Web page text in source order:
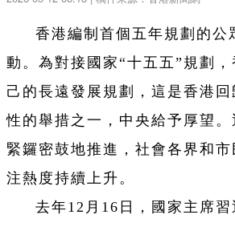
香港編制首個五年規劃的公
動。為對接國家“十五五”規劃，
己的長遠發展規劃，這是香港回
性的舉措之一，中央給予厚望
緊鑼密鼓地推進，社會各界和
注熱度持續上升。
去年12月16日，國家主席